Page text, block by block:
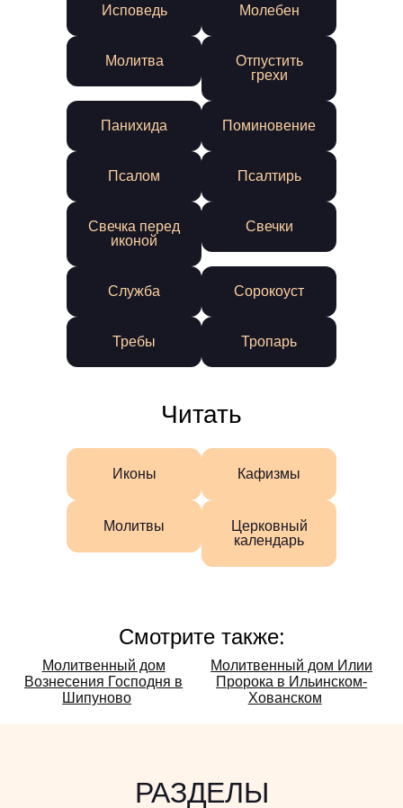
Исповедь Молебен
Молитва
Отпустить
грехи
Панихида Поминовение
Псалом Псалтирь
Свечка перед
иконой
Свечки
Служба Сорокоуст
Требы Тропарь
Читать
Иконы Кафизмы
Молитвы
Церковный
календарь
Смотрите также:
Смотрите
также:
Молитвенный дом
Вознесения Господня в
Шипуново
Молитвенный дом Илии
Пророка в Ильинском-
Хованском
РАЗДЕЛЫ